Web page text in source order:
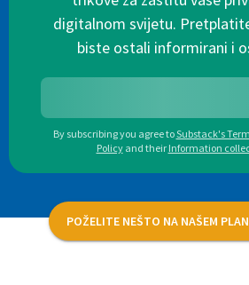
digitalnom svijetu.
biste ostali informirani i
By subscribing you agree toSubstack's
Policy and their Information
POŽELITE NEŠTO NA NAŠEM